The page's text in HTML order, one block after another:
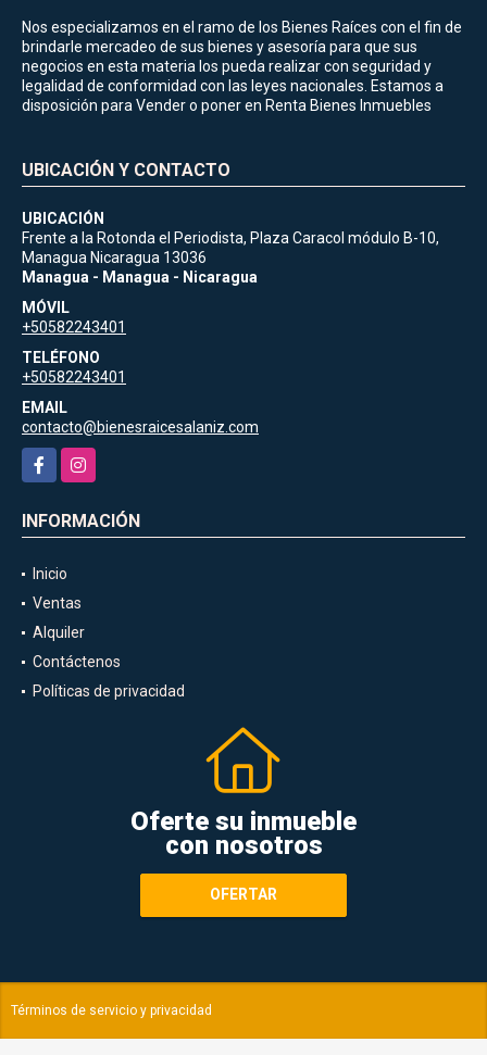
Nos especializamos en el ramo de los Bienes Raíces con el fin de
brindarle mercadeo de sus bienes y asesoría para que sus
negocios en esta materia los pueda realizar con seguridad y
legalidad de conformidad con las leyes nacionales. Estamos a
disposición para Vender o poner en Renta Bienes Inmuebles
UBICACIÓN Y CONTACTO
UBICACIÓN
Frente a la Rotonda el Periodista, Plaza Caracol módulo B-10,
Managua Nicaragua 13036
Managua - Managua - Nicaragua
MÓVIL
+50582243401
TELÉFONO
+50582243401
EMAIL
contacto@bienesraicesalaniz.com
FacebookInstagram
INFORMACIÓN
Inicio
Ventas
Alquiler
Contáctenos
Políticas de privacidad
Oferte su inmueble
con nosotros
OFERTAR
Términos de servicio y privacidad